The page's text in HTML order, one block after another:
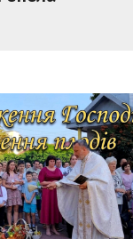
Господнє.
плодів.